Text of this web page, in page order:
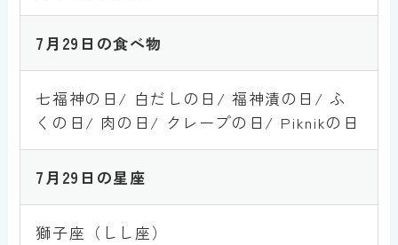
7月 29 日 の食べ物
七福神の日/ 白だしの日/ 福神漬の日/ ふ
くの日/ 肉の日/ クレープの日/ Piknikの日
7月 29 日 の星座
獅子座（しし座）